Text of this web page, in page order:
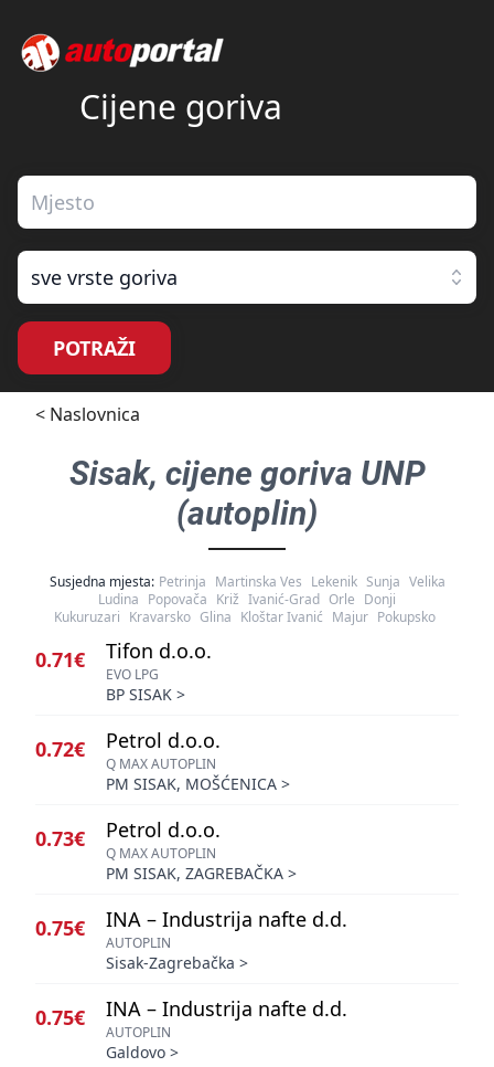
Cijene goriva
sve vrste goriva
POTRAŽI
< Naslovnica
Sisak, cijene goriva UNP
(autoplin)
Susjedna mjesta: Petrinja Martinska Ves Lekenik Sunja Velika
Ludina Popovača Križ Ivanić-Grad Orle Donji
Kukuruzari Kravarsko Glina Kloštar Ivanić Majur Pokupsko
0.71€ Tifon d.o.o.
EVO LPG
BP SISAK >
0.72€ Petrol d.o.o.
Q MAX AUTOPLIN
PM SISAK, MOŠĆENICA >
0.73€ Petrol d.o.o.
Q MAX AUTOPLIN
PM SISAK, ZAGREBAČKA >
0.75€ INA – Industrija nafte d.d.
AUTOPLIN
Sisak-Zagrebačka >
0.75€ INA – Industrija nafte d.d.
AUTOPLIN
Galdovo >